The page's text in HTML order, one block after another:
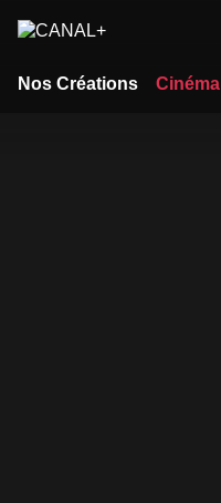
Nos Créations Cinéma